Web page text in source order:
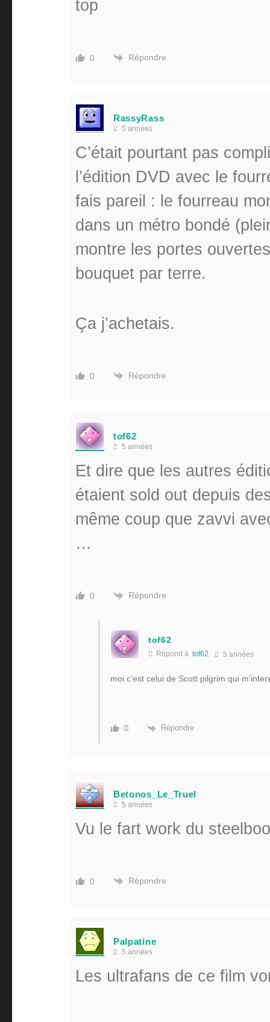
top
0 Répondre
RassyRass
5 années
C’était pourtant pas
l’édition DVD avec le
fais pareil : le fourreau
dans un métro bondé
montre les portes
bouquet par terre.
Ça j’achetais.
0 Répondre
tof62
5 années
Et dire que les autres
étaient sold out depuis
même coup que zavvi
…
0 Répondre
tof62
Répond à tof62 5 années
moi c’est celui de Scott pilgrim qui
0 Répondre
Betonos_Le_Truel
5 années
Vu le fart work du
0 Répondre
Palpatine
5 années
Les ultrafans de ce film